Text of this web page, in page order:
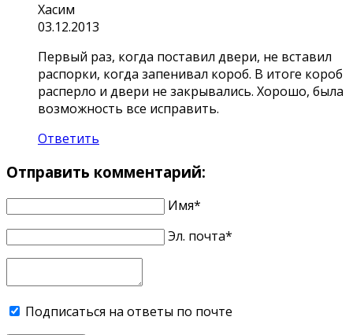
Хасим
03.12.2013
Первый раз, когда поставил двери, не вставил
распорки, когда запенивал короб. В итоге короб
расперло и двери не закрывались. Хорошо, была
возможность все исправить.
Ответить
Отправить комментарий:
Имя*
Эл. почта*
Подписаться на ответы по почте